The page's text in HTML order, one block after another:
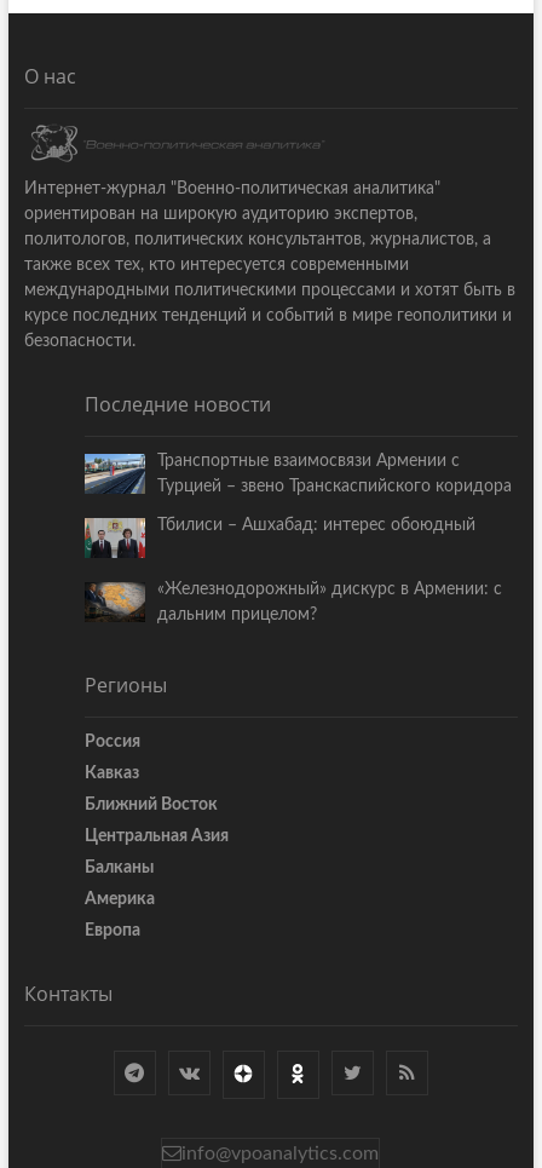
О нас
Интернет-журнал "Военно-политическая аналитика"
ориентирован на широкую аудиторию экспертов,
политологов, политических консультантов, журналистов, а
также всех тех, кто интересуется современными
международными политическими процессами и хотят быть в
курсе последних тенденций и событий в мире геополитики и
безопасности.
Последние новости
Транспортные взаимосвязи Армении с
Турцией – звено Транскаспийского коридора
Тбилиси – Ашхабад: интерес обоюдный
«Железнодорожный» дискурс в Армении: с
дальним прицелом?
Регионы
Россия
Кавказ
Ближний Восток
Центральная Азия
Балканы
Америка
Европа
Контакты
info@vpoanalytics.com